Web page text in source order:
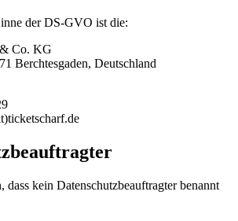
der DS-GVO ist die:
Co. KG
Berchtesgaden, Deutschland
dass kein Datenschutzbeauftragter benannt